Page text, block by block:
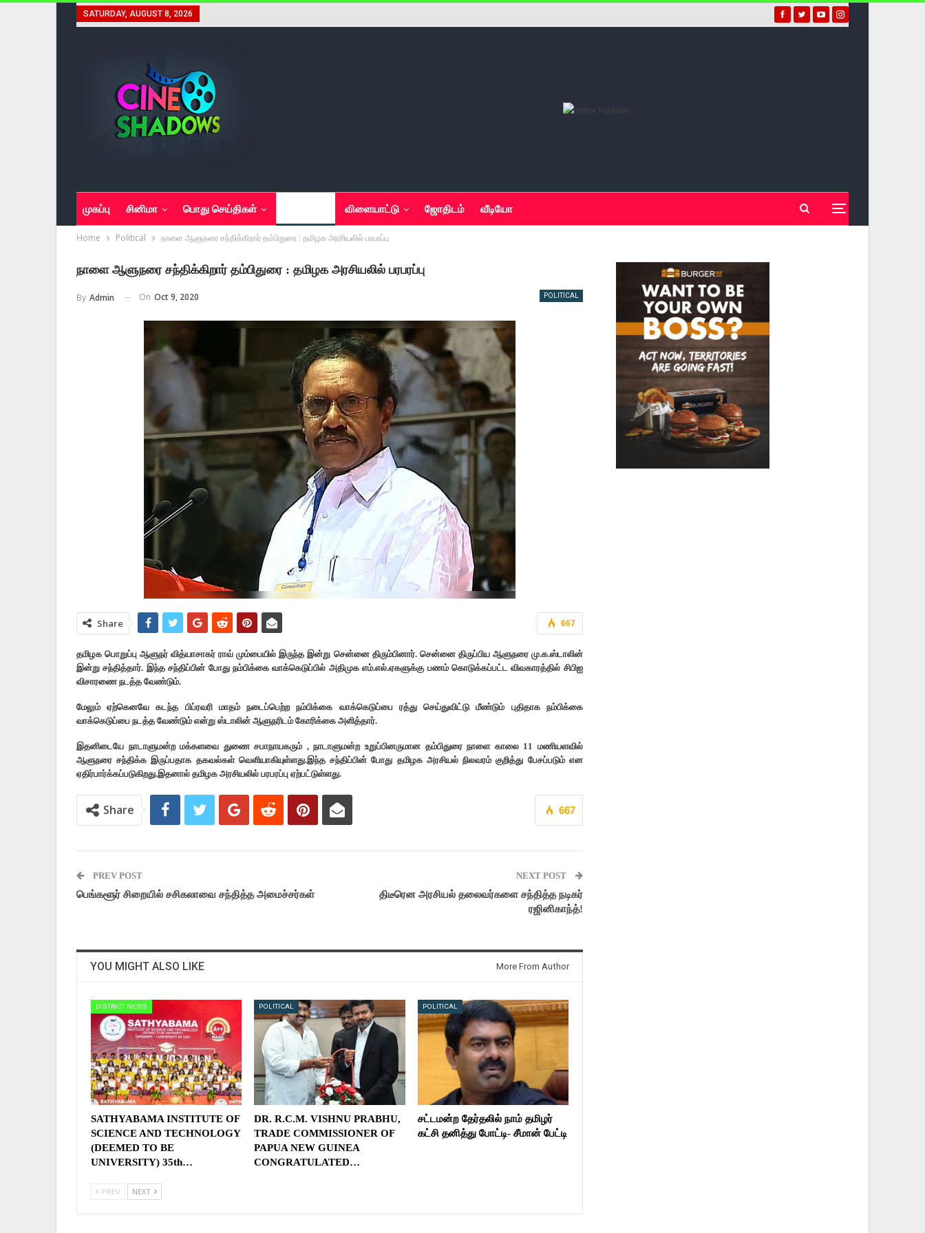
SATURDAY, AUGUST 8, 2026
முகப்பு சினிமா பொது செய்திகள் விளையாட்டு ஜோதிடம் வீடியோ
Home Political நாளை ஆளுநரை சந்திக்கிறார் தம்பிதுரை : தமிழக அரசியலில் பரபரப்பு
நாளை ஆளுநரை சந்திக்கிறார் தம்பிதுரை : தமிழக அரசியலில் பரபரப்பு
POLITICAL
By Admin On Oct 9, 2020
667
Share
தமிழக பொறுப்பு ஆளுநர் வித்யாசாகர் ராவ் மும்பையில் இருந்த இன்று சென்னை திரும்பினார். சென்னை திருப்பிய ஆளுநரை மு.க.ஸ்டாலின்
இன்று சந்தித்தார். இந்த சந்திப்பின் போது நம்பிக்கை வாக்கெடுப்பில் அதிமுக எம்.எல்.ஏகளுக்கு பணம் கொடுக்கப்பட்ட விவகாரத்தில் சிபிஐ
விசாரணை நடத்த வேண்டும்.
மேலும் ஏற்கெனவே கடந்த பிப்ரவரி மாதம் நடைப்பெற்ற நம்பிக்கை வாக்கெடுப்பை ரத்து செய்துவிட்டு மீண்டும் புதிதாக நம்பிக்கை
வாக்கெடுப்பை நடத்த வேண்டும் என்று ஸ்டாலின் ஆளுநரிடம் கோரிக்கை அளித்தார்.
இதனிடையே நாடாளுமன்ற மக்களவை துணை சபாநாயகரும் , நாடாளுமன்ற உறுப்பினருமான தம்பிதுரை நாளை காலை 11 மணியளவில்
ஆளுநரை சந்திக்க இருப்பதாக தகவல்கள் வெளியாகியுள்ளது.இந்த சந்திப்பின் போது தமிழக அரசியல் நிலவரம் குறித்து பேசப்படும் என
ஏதிர்பார்க்கப்படுகிறது.இதனால் தமிழக அரசியலில் பரபரப்பு ஏற்பட்டுள்ளது.
667
Share
PREV POST
பெங்களூர் சிறையில் சசிகலாவை சந்தித்த அமைச்சர்கள்
NEXT POST
திடீரென அரசியல் தலைவர்களை சந்தித்த நடிகர்
ரஜினிகாந்த்!
YOU MIGHT ALSO LIKE More From Author
DISTRICT NEWS
SATHYABAMA INSTITUTE OF
SCIENCE AND TECHNOLOGY
(DEEMED TO BE
UNIVERSITY) 35th…
POLITICAL
DR. R.C.M. VISHNU PRABHU,
TRADE COMMISSIONER OF
PAPUA NEW GUINEA
CONGRATULATED…
POLITICAL
சட்டமன்ற தேர்தலில் நாம் தமிழர்
கட்சி தனித்து போட்டி- சீமான் பேட்டி
PREV NEXT